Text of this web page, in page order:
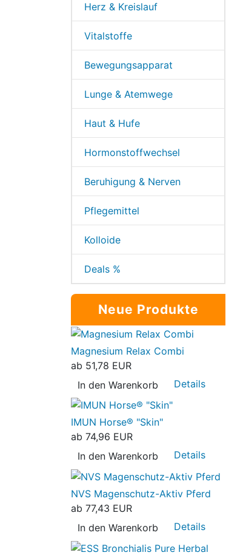
Herz & Kreislauf
Vitalstoffe
Bewegungsapparat
Lunge & Atemwege
Haut & Hufe
Hormonstoffwechsel
Beruhigung & Nerven
Pflegemittel
Kolloide
Deals %
Neue Produkte
Magnesium Relax Combi
ab 51,78 EUR
In den Warenkorb
Details
IMUN Horse® "Skin"
ab 74,96 EUR
In den Warenkorb
Details
NVS Magenschutz-Aktiv Pferd
ab 77,43 EUR
In den Warenkorb
Details